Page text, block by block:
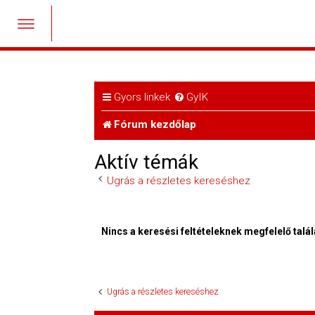
Gyors linkek GyIK
Fórum kezdőlap
Aktív témák
Ugrás a részletes kereséshez
Nincs a keresési feltételeknek megfelelő
Ugrás a részletes kereséshez